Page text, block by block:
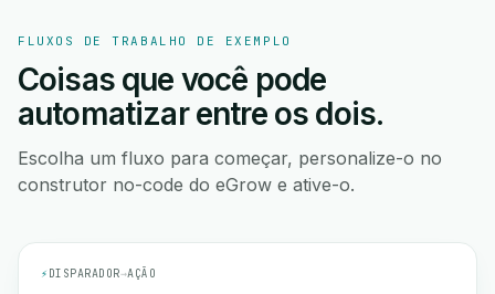
FLUXOS DE TRABALHO DE EXEMPLO
Coisas que você pode
automatizar entre os dois.
Escolha um fluxo para começar, personalize-o no
construtor no-code do eGrow e ative-o.
⚡ DISPARADOR→AÇÃO